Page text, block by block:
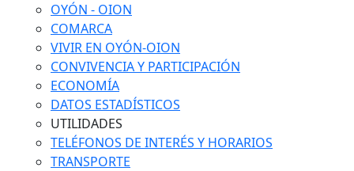
OYÓN - OION
COMARCA
VIVIR EN OYÓN-OION
CONVIVENCIA Y PARTICIPACIÓN
ECONOMÍA
DATOS ESTADÍSTICOS
UTILIDADES
TELÉFONOS DE INTERÉS Y HORARIOS
TRANSPORTE